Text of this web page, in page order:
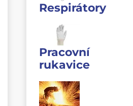
Respirátory
Pracovní
rukavice